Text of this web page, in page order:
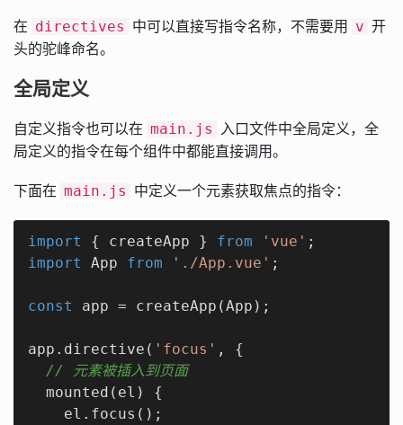
在 directives 中可以直接写指令名称，不需要用 v 开
头的驼峰命名。
全局定义
自定义指令也可以在 main.js 入口文件中全局定义，全
局定义的指令在每个组件中都能直接调用。
下面在 main.js 中定义一个元素获取焦点的指令：
import { createApp } from 'vue'
import
App from './App.vue' ;
const app = createApp(App);
app.directive( 'focus' , {
// 元素被插入到页面
  mounted(el) {
    el.focus();